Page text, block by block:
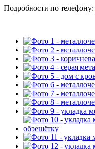
Подробности по телефону: